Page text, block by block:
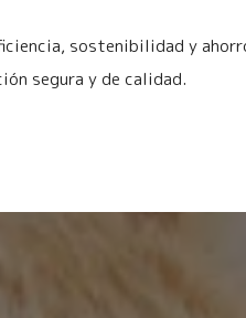
sostenibilidad y
segura y de calidad.